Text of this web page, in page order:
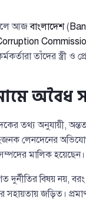
আজবাংলাদেশ(
তাঁদের স্ত্রী ও
নামে
তথ্য অনুযায়ী,
লেনদেনের অভিযোগ
মালিক হয়েছেন।
দুর্নীতির বিষয় নয়,
জড়িত।